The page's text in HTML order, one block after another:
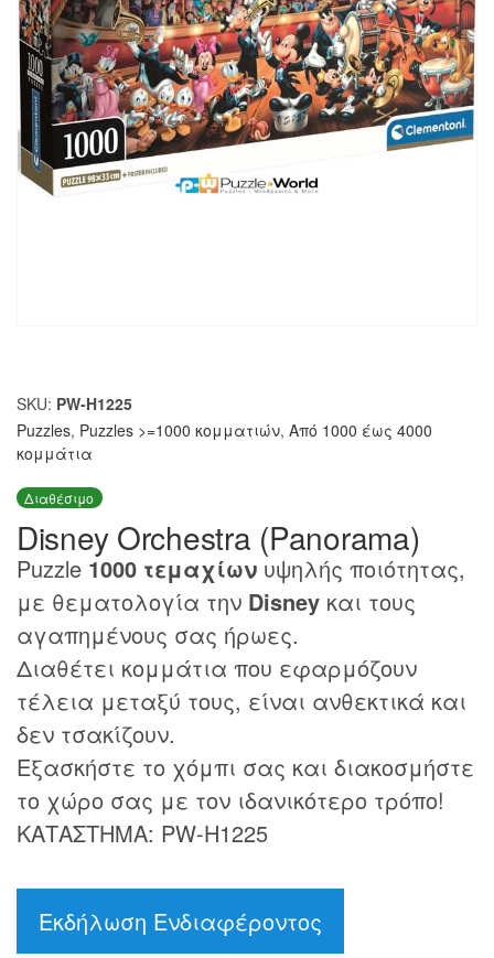
SKU: PW-H1225
Puzzles, Puzzles >=1000 κομματιών, Από 1000 έως 4000
κομμάτια
Διαθέσιμο
Disney Orchestra (Panorama)
Puzzle 1000 τεμαχίων υψηλής ποιότητας,
με θεματολογία την Disney και τους
αγαπημένους σας ήρωες.
Διαθέτει κομμάτια που εφαρμόζουν
τέλεια μεταξύ τους, είναι ανθεκτικά και
δεν τσακίζουν.
Εξασκήστε το χόμπι σας και διακοσμήστε
το χώρο σας με τον ιδανικότερο τρόπο!
ΚΑΤΑΣΤΗΜΑ: PW-H1225
Εκδήλωση Ενδιαφέροντος